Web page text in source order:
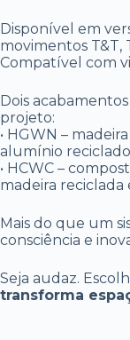
Disponível em
movimentos T&T,
Compatível com
Dois
projeto:
• HGWN –
alumínio
• HCWC –
madeira
Mais do que um
consciência e
Seja audaz.
transforma